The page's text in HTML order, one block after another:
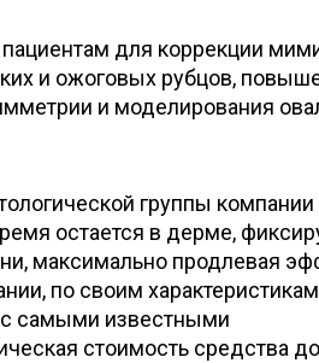
для коррекции
и ожоговых рубцов,
и моделирования
группы
остается в дерме,
максимально продлевая
по своим
с самыми известными
стоимость средства